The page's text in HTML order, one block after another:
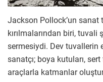
Jackson Pollock’un sanat
kırılmalarından biri,
sermesiydi. Dev tuvallerin
sanatçı; boya kutuları,
araçlarla katmanlar